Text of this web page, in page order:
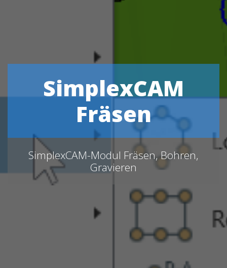
SimplexCAM
Fräsen
SimplexCAM-Modul Fräsen, Bohren,
Gravieren